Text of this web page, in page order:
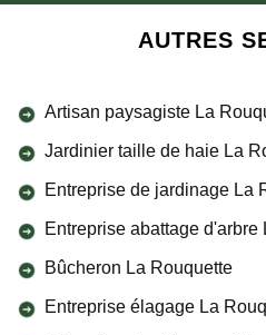
AUTRES
Artisan paysagiste La
Jardinier taille de haie La
Entreprise de jardinage La
Entreprise abattage d'arbre
Bûcheron La Rouquette
Entreprise élagage La